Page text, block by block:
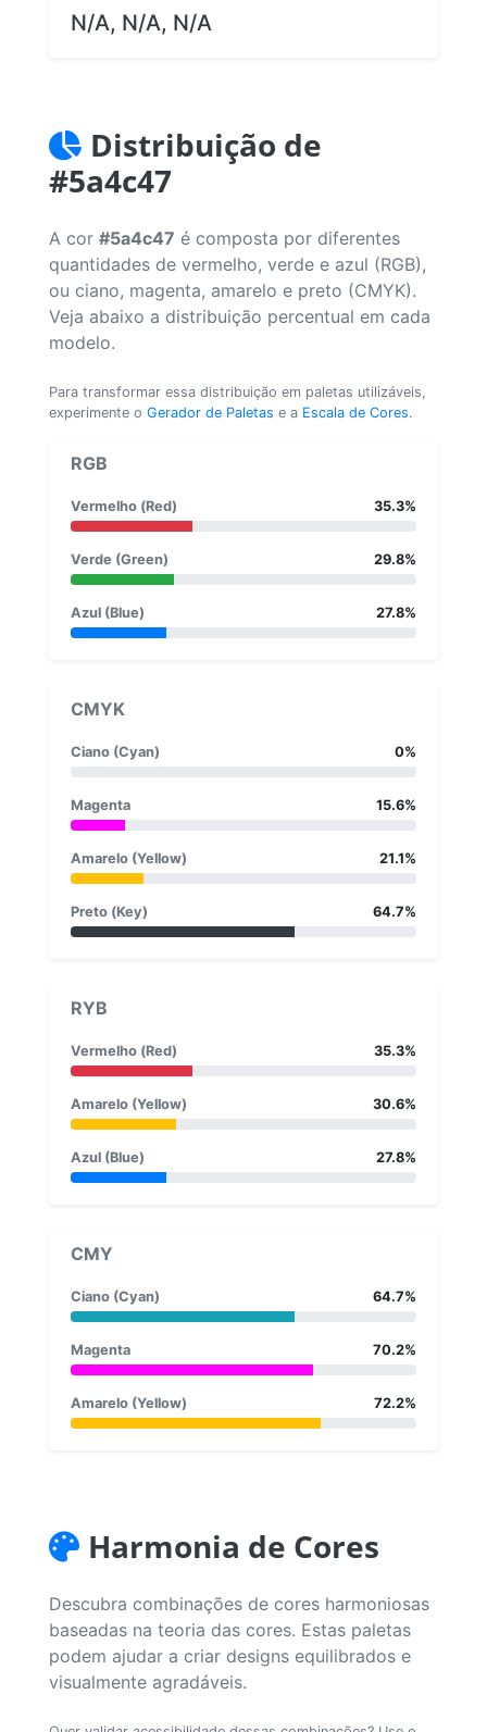
N/A, N/A, N/A
Distribuição de
#5a4c47
A cor #5a4c47 é composta por diferentes
quantidades de vermelho, verde e azul (RGB),
ou ciano, magenta, amarelo e preto (CMYK).
Veja abaixo a distribuição percentual em cada
modelo.
Para transformar essa distribuição em paletas utilizáveis,
experimente o Gerador de Paletas e a Escala de Cores.
RGB
Vermelho (Red) 35.3%
Verde (Green) 29.8%
Azul (Blue) 27.8%
CMYK
Ciano (Cyan) 0%
Magenta 15.6%
Amarelo (Yellow) 21.1%
Preto (Key) 64.7%
RYB
Vermelho (Red) 35.3%
Amarelo (Yellow) 30.6%
Azul (Blue) 27.8%
CMY
Ciano (Cyan) 64.7%
Magenta 70.2%
Amarelo (Yellow) 72.2%
Harmonia de Cores
Descubra combinações de cores harmoniosas
baseadas na teoria das cores. Estas paletas
podem ajudar a criar designs equilibrados e
visualmente agradáveis.